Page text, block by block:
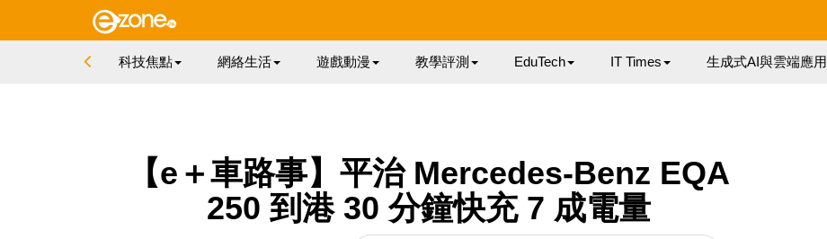
科技焦點 網絡生活 遊戲動漫 教學評測 EduTech IT Times 生成式AI與雲端應用
【e＋車路事】平治 Mercedes-Benz EQA
250 到港 30 分鐘快充 7 成電量